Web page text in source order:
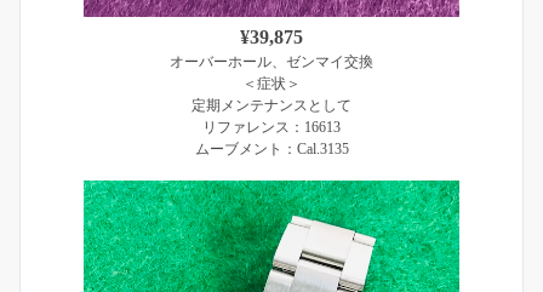
¥39,875
オーバーホール、ゼンマイ交換
＜症状＞
定期メンテナンスとして
リファレンス：16613
ムーブメント：Cal.3135